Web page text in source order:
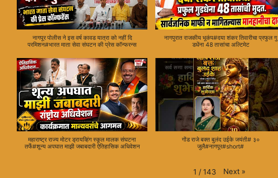
नागपूर पोलीस ने इस वर्ष कावड यात्रा को नहीं दि
परमिशन#भारत माता सेवा संघटन की प्रेस कॉन्फरन्स
नागपुरात राजकीय भूकंप#दया शंकर तिवारीचा प्रफुल गु
डधेंना 48 तासांचा अल्टिमेट
महाराष्ट्र राज्य मोटर ड्रायव्हिंग स्कूल मालक संघटना
तर्फे#शून्य अपघात माझी जबाबदारी ऐतिहासिक अधिवेशन
गोंड राजे बक्त बुलंद उईके जयंती# ३०
जुलै#नागपूर#short#
1 / 143 Next »